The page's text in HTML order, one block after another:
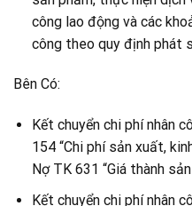
công lao động và các
công theo quy định phát
Bên Có:
Kết chuyển chi phí nhân
154 “Chi phí sản xuất,
Nợ TK 631 “Giá thành
Kết chuyển chi phí nhân